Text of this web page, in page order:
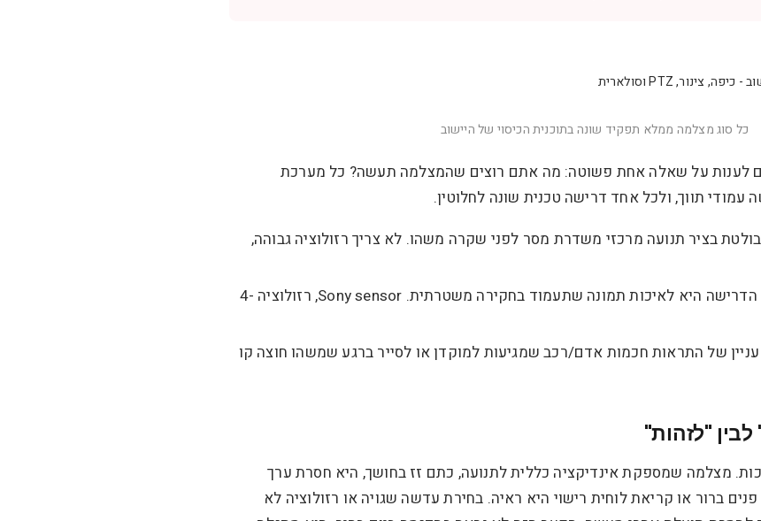
כל סוג מצלמה ממלא תפקיד שונה בתוכנית הכיסוי של היישוב
לענות על שאלה אחת פשוטה: מה אתם רוצים שהמצלמה תעשה? כל מערכת
תווך, ולכל אחד דרישה טכנית שונה לחלוטין.
בציר תנועה מרכזי משדרת מסר לפני שקרה משהו. לא צריך רזולוציה גבוהה,
– כאן הדרישה היא לאיכות תמונה שתעמוד בחקירה משטרתית. Sony sensor, רזולוציה 4-
של התראות חכמות אדם/רכב שמגיעות למוקדן או לסייר ברגע שמשהו חוצה קו
"לזהות"
מצלמה שמספקת אינדיקציה כללית לתנועה, כתם זז בחושך, היא חסרת ערך
ברור או קריאת לוחית רישוי היא ראיה. בחירת עדשה שגויה או רזולוציה לא